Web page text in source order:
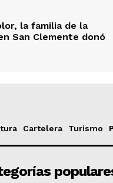
la familia de la
San Clemente donó
Cartelera Turismo